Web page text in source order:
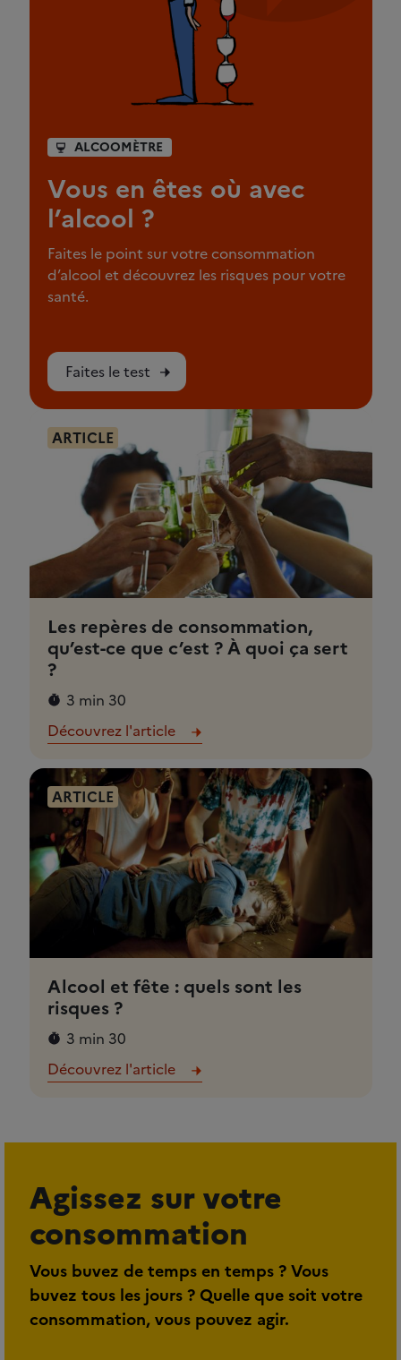
ALCOOMÈTRE
Vous en êtes où avec
l’alcool ?
Faites le point sur votre consommation
d’alcool et découvrez les risques pour votre
santé.
Faites le test
ARTICLE
Les repères de consommation,
qu’est-ce que c’est ? À quoi ça sert
?
3 min 30
Découvrez l'article
ARTICLE
Alcool et fête : quels sont les
risques ?
3 min 30
Découvrez l'article
Agissez sur votre
consommation
Vous buvez de temps en temps ? Vous
buvez tous les jours ? Quelle que soit votre
consommation, vous pouvez agir.